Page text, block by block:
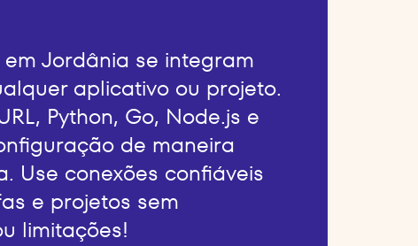
Jordânia se integram
aplicativo ou projeto.
Python, Go, Node.js e
de maneira
Use conexões confiáveis
e projetos sem
limitações!